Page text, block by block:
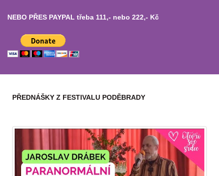
NEBO PŘES PAYPAL třeba 111,- nebo 222,- Kč
PŘEDNÁŠKY Z FESTIVALU PODĚBRADY